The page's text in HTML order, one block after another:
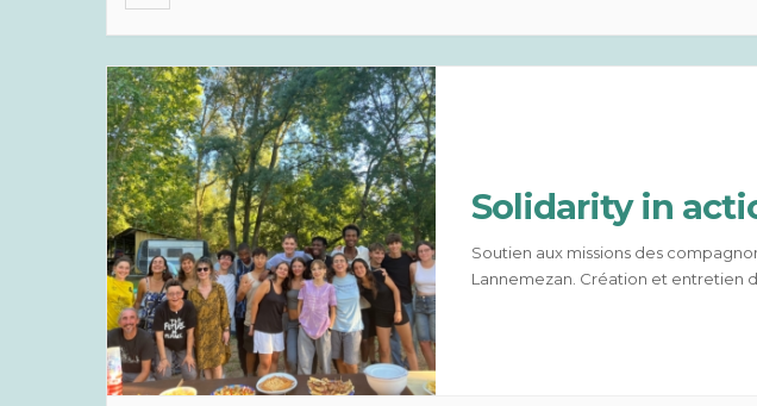
Solidarity in
Soutien aux missions des
Lannemezan. Création et entretien